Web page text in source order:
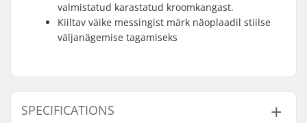
valmistatud karastatud kroomkangast.
Kiiltav väike messingist märk näoplaadil stiilse
väljanägemise tagamiseks
SPECIFICATIONS